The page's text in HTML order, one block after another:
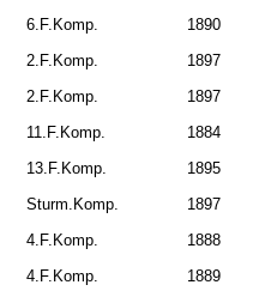
6.F.Komp. 1890
2.F.Komp. 1897
2.F.Komp. 1897
11.F.Komp. 1884
13.F.Komp. 1895
Sturm.Komp.
1897
4.F.Komp. 1888
4.F.Komp. 1889